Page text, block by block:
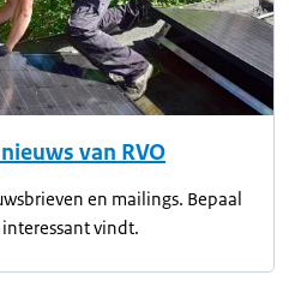
van RVO
en mailings. Bepaal
vindt.